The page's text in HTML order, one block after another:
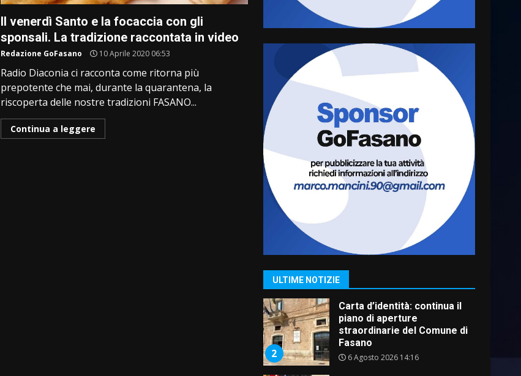
Il venerdì Santo e la focaccia con gli
sponsali. La tradizione raccontata in video
Redazione GoFasano 10 Aprile 2020 06:53
Radio Diaconia ci racconta come ritorna più
prepotente che mai, durante la quarantena, la
riscoperta delle nostre tradizioni FASANO...
Continua a leggere
ULTIME NOTIZIE
5
La magia del Minareto e la
prima assoluta de “L’Albergo
Belvedere. Il rapimento”
6 Agosto 2026 06:15
escluso dal campionato
5 Agosto 2026 17:30
7
Truffatori in azione nelle
frazioni fasanesi
5 Agosto 2026 11:03
1
Fasanese ferito a colpi di
arma da fuoco
6 Agosto 2026 18:13
2
Carta d’identità: continua il
piano di aperture
straordinarie del Comune di
Fasano
6 Agosto 2026 14:16